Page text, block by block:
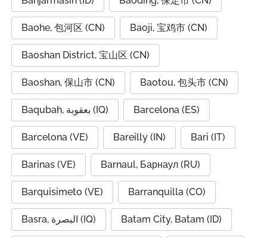
Baohe, 包河区 (CN) Baoji, 宝鸡市 (CN)
Baoshan District, 宝山区 (CN)
Baoshan, 保山市 (CN) Baotou, 包头市 (CN)
Baqubah, بعقوبة (IQ) Barcelona (ES)
Barcelona (VE) Bareilly (IN) Bari (IT)
Barinas (VE) Barnaul, Барнаул (RU)
Barquisimeto (VE) Barranquilla (CO)
Basra, البصرة (IQ) Batam City, Batam (ID)